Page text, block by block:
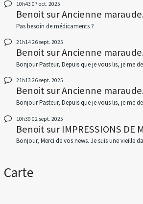
10h43 07 oct. 2025
BenoitsurAncienne
Pas besoin de médicaments ?
21h1426 sept. 2025
BenoitsurAncienne
Bonjour Pasteur, Depuis que je vous lis, je me
21h13 26 sept. 2025
BenoitsurAncienne
Bonjour Pasteur, Depuis que je vous lis, je me
10h39 02 sept. 2025
BenoitsurIMPRESSIONS DE
Bonjour, Merci de vos news. Je suis une vieille
Carte